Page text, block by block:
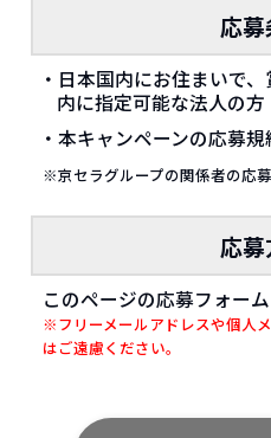
応
・日本国内にお住まいで
内に指定可能な法人の方
・本キャンペーンの応募
※京セラグループの関係者の応
応
このページの応募フォー
※フリーメールアドレスや個人
はご遠慮ください。